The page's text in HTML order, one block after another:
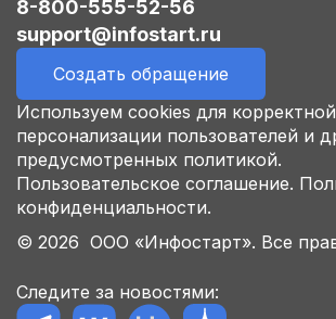
8-800-555-52-56
support@infostart.ru
Создать обращение
Используем cookies для
персонализации пользователей и
предусмотренных политикой.
Пользовательское соглашение.
конфиденциальности.
© 2026 ООО «Инфостарт». Все
Следите за новостями: